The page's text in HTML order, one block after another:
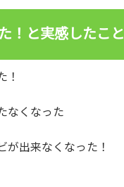
！と実感したこと
！
なくなった
が出来なくなった！